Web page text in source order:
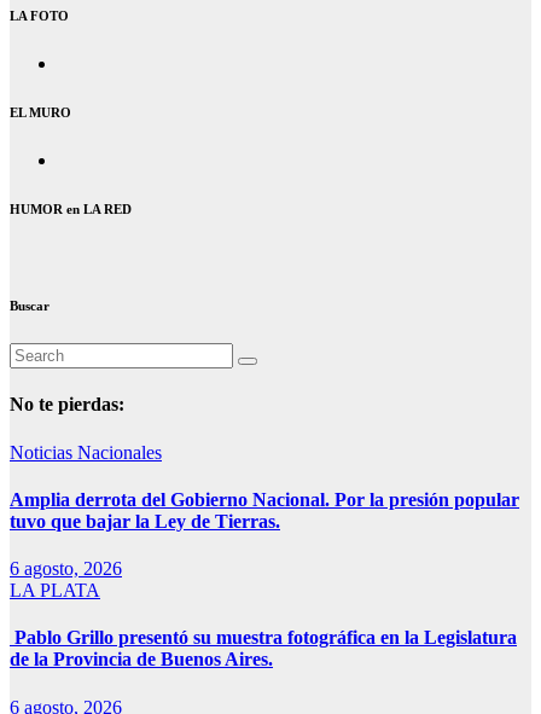
LA FOTO
EL MURO
HUMOR en LA RED
Buscar
No te pierdas:
Noticias Nacionales
Amplia derrota del Gobierno Nacional. Por la presión popular
tuvo que bajar la Ley de Tierras.
6 agosto, 2026
LA PLATA
Pablo Grillo presentó su muestra fotográfica en la Legislatura
de la Provincia de Buenos Aires.
6 agosto, 2026